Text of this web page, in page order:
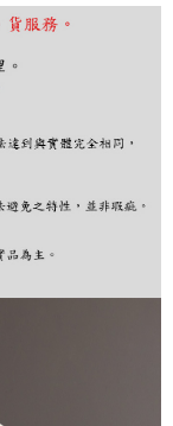
。
，可透過四大超商／
成。
需透過AFTEE先享
示為準，若有關於
繫「AFTEE先享後付
support/home
後付」服務完成之交
相關給付款項請求債
本公司不負相關責